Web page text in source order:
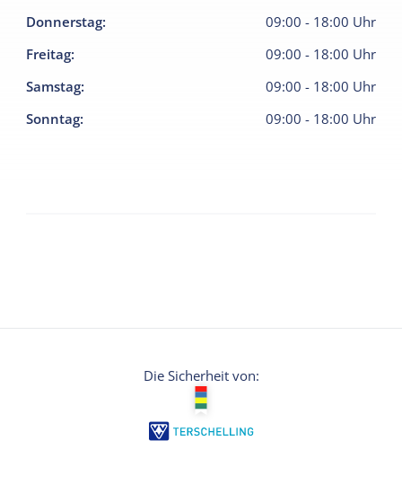
Donnerstag: 09:00 - 18:00 Uhr
Freitag: 09:00 - 18:00 Uhr
Samstag: 09:00 - 18:00 Uhr
Sonntag: 09:00 - 18:00 Uhr
Die Sicherheit von: